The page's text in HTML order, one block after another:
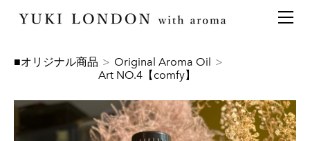
■オリジナル商品 > Original Aroma Oil >
Art NO.4【comfy】
最新情報
メディア情報
イベント情報
アロマイベント／講習会
イベント
出張アロマ空間
アロマセレモニー《ゲスト参加型演出》
天然アロマ講座
aroma bar【完全会員制】
アロマ空間デザイン
アロマ空間導入の目的・メリット
お問い合わせ
アロマ空間無料体験お申込みフォーム
会社概要
代表の想い
ONLINE SHOP